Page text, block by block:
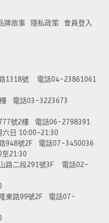
牌故事 隱私政策
會員登入
1318號    電話04-23861061
電話03-3223673
號2樓   電話06-2798391
日 10:00~21:30
948號2F   電話07-3450036
21:30
路二段291號3F    電話02-
東路99號2F   電話07-